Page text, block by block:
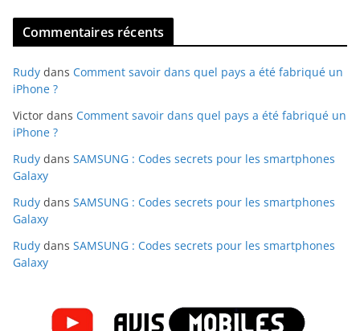
Commentaires récents
Rudy dans Comment savoir dans quel pays a été fabriqué un
iPhone ?
Victor dans Comment savoir dans quel pays a été fabriqué un
iPhone ?
Rudy dans SAMSUNG : Codes secrets pour les smartphones
Galaxy
Rudy dans SAMSUNG : Codes secrets pour les smartphones
Galaxy
Rudy dans SAMSUNG : Codes secrets pour les smartphones
Galaxy